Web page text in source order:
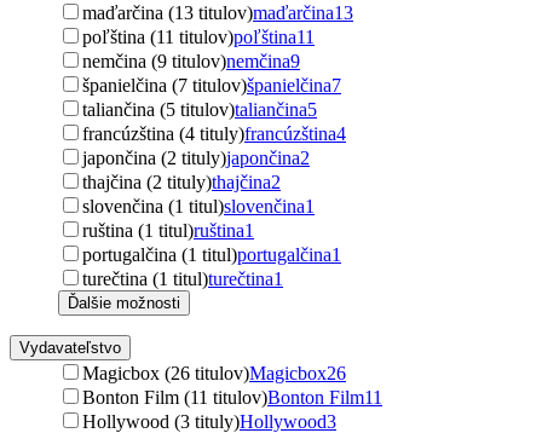
maďarčina (13 titulov)maďarčina13
poľština (11 titulov)poľština11
nemčina (9 titulov)nemčina9
španielčina (7 titulov)španielčina7
taliančina (5 titulov)taliančina5
francúzština (4 tituly)francúzština4
japončina (2 tituly)japončina2
thajčina (2 tituly)thajčina2
slovenčina (1 titul)slovenčina1
ruština (1 titul)ruština1
portugalčina (1 titul)portugalčina1
turečtina (1 titul)turečtina1
Ďalšie možnosti
Vydavateľstvo
Magicbox (26 titulov)Magicbox26
Bonton Film (11 titulov)Bonton Film11
Hollywood (3 tituly)Hollywood3